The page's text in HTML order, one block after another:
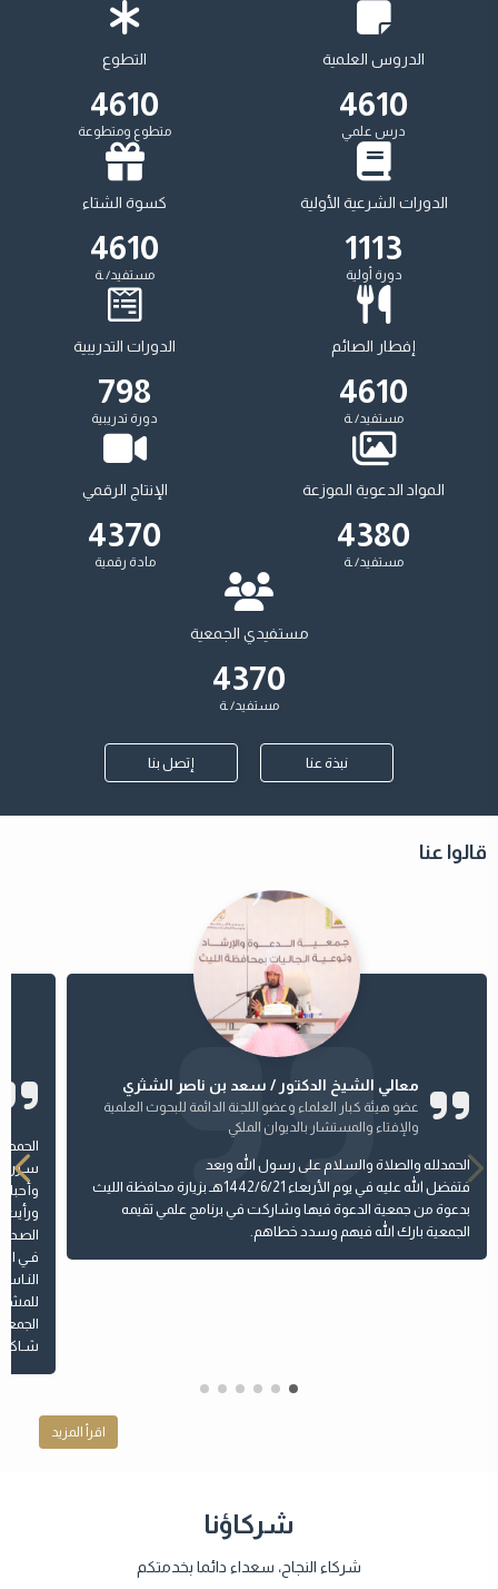
الدروس العلمية
4779
درس علمي
التطوع
5380
متطوع ومتطوعة
الدورات الشرعية الأولية
1113
دورة أولية
كسوة الشتاء
5380
مستفيد/ ـة
إفطار الصائم
5380
مستفيد/ ـة
الدورات التدريبية
798
دورة تدريبية
المواد الدعوية الموزعة
5150
مستفيد/ ـة
الإنتاج الرقمي
5150
مادة رقمية
مستفيدي الجمعية
5140
مستفيد/ ـة
نبذة عنا إتصل بنا
قالوا عنا
معالي الشيخ الدكتور / سعد بن ناصر الشثري
عضو هيئة كبار العلماء وعضو اللجنة الدائمة للبحوث العلمية
والإفتاء والمستشار بالديوان الملكي
الحمدلله والصلاة والسلام على رسول الله وبعد
فتفضل الله عليه في يوم الأربعاء 1442/6/21هـ بزيارة محافظة الليث
بدعوة من جمعية الدعوة فيها وشاركت في برنامج علمي تقيمه
الجمعية بارك الله فيهم وسدد خطاهم.
سـررت
ورأيت
الصـدر
فـي
اقرأ المزيد
شركاؤنا
شركاء النجاح، سعداء دائما بخدمتكم